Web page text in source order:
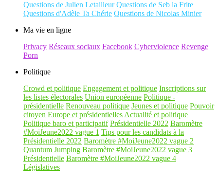
Questions de Julien Letailleur Questions de Seb la Frite
Questions d'Adèle Ta Chérie Questions de Nicolas Minier
Ma vie en ligne
Privacy Réseaux sociaux Facebook Cyberviolence Revenge
Porn
Politique
Crowd et politique Engagement et politique Inscriptions sur
les listes électorales Union européenne Politique -
présidentielle Renouveau politique Jeunes et politique Pouvoir
citoyen Europe et présidentielles Actualité et politique
Politique baro et participatif Présidentielle 2022 Baromètre
#MoiJeune2022 vague 1 Tips pour les candidats à la
Présidentielle 2022 Baromètre #MoiJeune2022 vague 2
Quantum Jumping Baromètre #MoiJeune2022 vague 3
Présidentielle Baromètre #MoiJeune2022 vague 4
Législatives